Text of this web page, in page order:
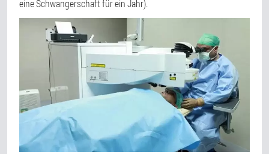
eine Schwangerschaft für ein Jahr).